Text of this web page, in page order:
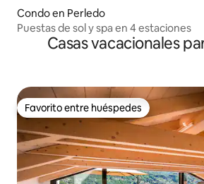
Condo en Perledo
Puestas de sol y spa en 4 estaciones
Casas vacacionales
Favorito entre huéspedes
Favorito entre huéspedes